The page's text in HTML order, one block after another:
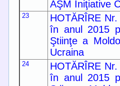
AŞM Iniţiative
23
HOTĂRÎRE
în anul 2015
Ştiinţe a
Ucraina
24
HOTĂRÎRE
în anul 2015